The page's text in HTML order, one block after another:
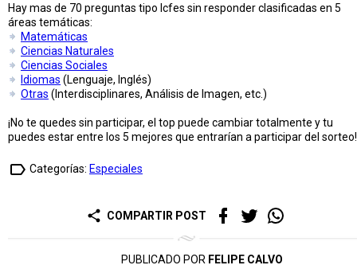
Hay mas de 70 preguntas tipo Icfes sin responder clasificadas en 5
áreas temáticas:
Matemáticas
Ciencias Naturales
Ciencias Sociales
Idiomas (Lenguaje, Inglés)
Otras (Interdisciplinares, Análisis de Imagen, etc.)
¡No te quedes sin participar, el top puede cambiar totalmente y tu
puedes estar entre los 5 mejores que entrarían a participar del sorteo!
label_outline Categorías: Especiales
share COMPARTIR POST
PUBLICADO POR FELIPE CALVO